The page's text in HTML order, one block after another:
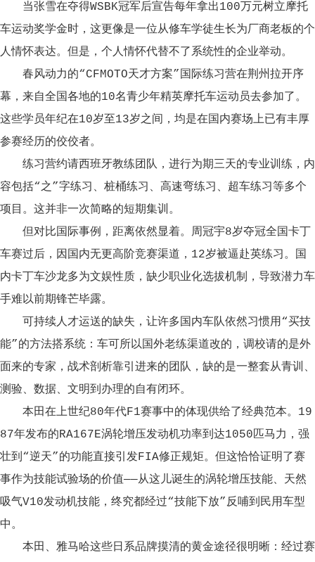
当张雪在夺得WSBK冠军后宣告每年拿出100万元树立摩托
车运动奖学金时，这更像是一位从修车学徒生长为厂商老板的个
人情怀表达。但是，个人情怀代替不了系统性的企业举动。
春风动力的“CFMOTO天才方案”国际练习营在荆州拉开序
幕，来自全国各地的10名青少年精英摩托车运动员去参加了。
这些学员年纪在10岁至13岁之间，均是在国内赛场上已有丰厚
参赛经历的佼佼者。
练习营约请西班牙教练团队，进行为期三天的专业训练，内
容包括“之”字练习、桩桶练习、高速弯练习、超车练习等多个
项目。这并非一次简略的短期集训。
但对比国际事例，距离依然显着。周冠宇8岁夺冠全国卡丁
车赛过后，因国内无更高阶竞赛渠道，12岁被逼赴英练习。国
内卡丁车沙龙多为文娱性质，缺少职业化选拔机制，导致潜力车
手难以前期锋芒毕露。
可持续人才运送的缺失，让许多国内车队依然习惯用“买技
能”的方法搭系统：车可所以国外老练渠道改的，调校请的是外
面来的专家，战术剖析靠引进来的团队，缺的是一整套从青训、
测验、数据、文明到办理的自有闭环。
本田在上世纪80年代F1赛事中的体现供给了经典范本。19
87年发布的RA167E涡轮增压发动机功率到达1050匹马力，强
壮到“逆天”的功能直接引发FIA修正规矩。但这恰恰证明了赛
事作为技能试验场的价值——从这儿诞生的涡轮增压技能、天然
吸气V10发动机技能，终究都经过“技能下放”反哺到民用车型
中。
本田、雅马哈这些日系品牌摸清的黄金途径很明晰：经过赛